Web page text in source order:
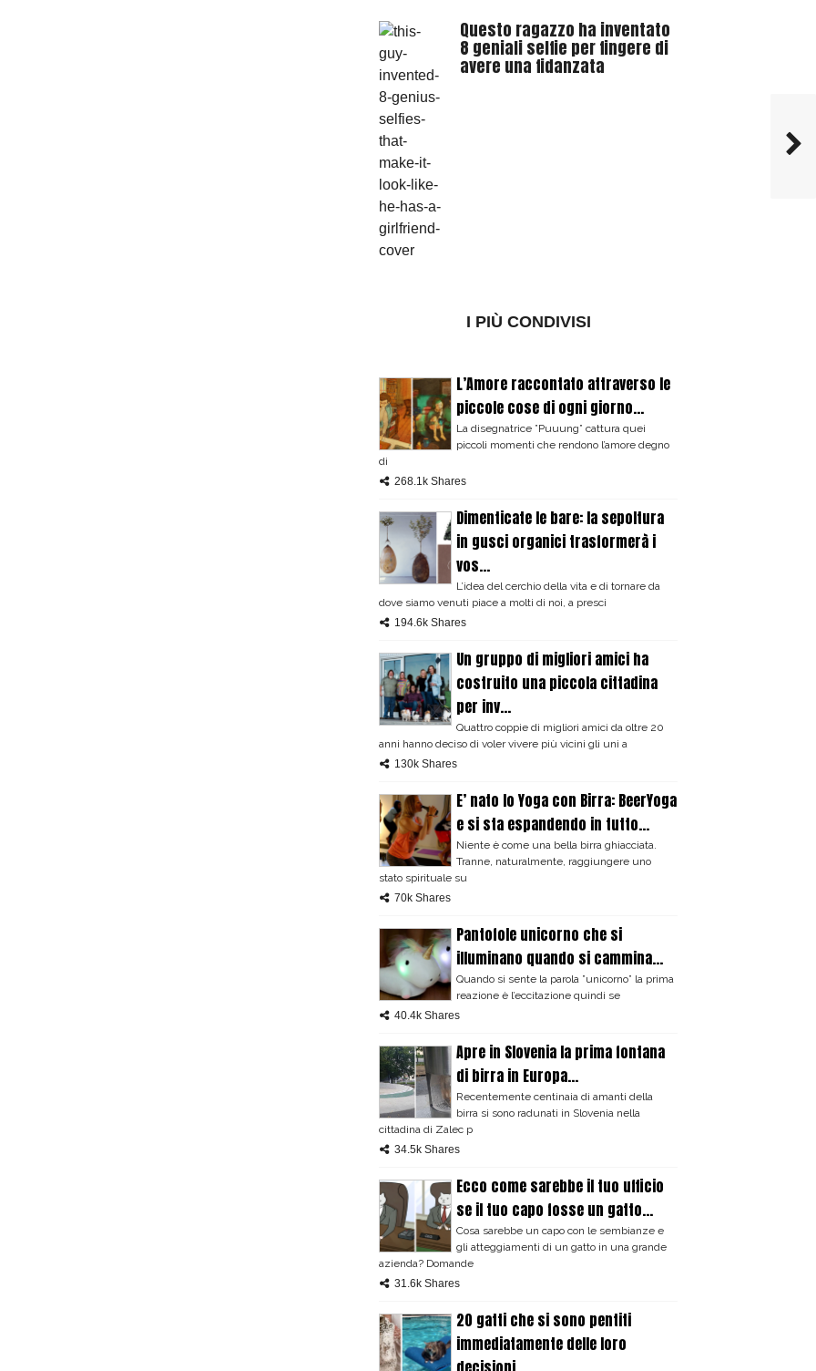
Questo ragazzo ha inventato
8 geniali selfie per fingere di
avere una fidanzata
I PIÙ CONDIVISI
L’Amore raccontato attraverso le
piccole cose di ogni giorno...
La disegnatrice ”Puuung” cattura quei
piccoli momenti che rendono l’amore degno
di
268.1k Shares
Dimenticate le bare: la sepoltura
in gusci organici trasformerà i
vos...
L’idea del cerchio della vita e di tornare da
dove siamo venuti piace a molti di noi, a presci
194.6k Shares
Un gruppo di migliori amici ha
costruito una piccola cittadina
per inv...
Quattro coppie di migliori amici da oltre 20
anni hanno deciso di voler vivere più vicini gli uni a
130k Shares
E’ nato lo Yoga con Birra: BeerYoga
e si sta espandendo in tutto...
Niente è come una bella birra ghiacciata.
Tranne, naturalmente, raggiungere uno
stato spirituale su
70k Shares
Pantofole unicorno che si
illuminano quando si cammina...
Quando si sente la parola ”unicorno” la prima
reazione è l’eccitazione quindi se
40.4k Shares
Apre in Slovenia la prima fontana
di birra in Europa...
Recentemente centinaia di amanti della
birra si sono radunati in Slovenia nella
cittadina di Zalec p
34.5k Shares
Ecco come sarebbe il tuo ufficio
se il tuo capo fosse un gatto...
Cosa sarebbe un capo con le sembianze e
gli atteggiamenti di un gatto in una grande
azienda? Domande
31.6k Shares
20 gatti che si sono pentiti
immediatamente delle loro